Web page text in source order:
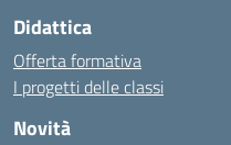
Didattica
Offerta formativa
I progetti delle classi
Novità